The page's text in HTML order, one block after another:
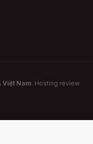
hưởng nhiều
khác.
Ngực Cao Cấp
Việt Nam. Hosting review